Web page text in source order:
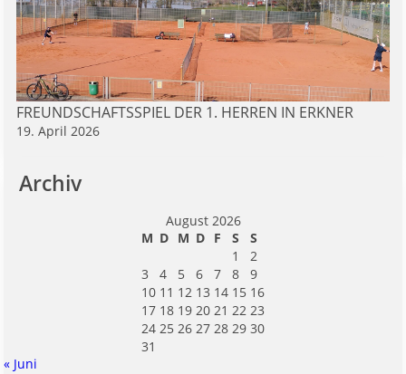
FREUNDSCHAFTSSPIEL DER 1. HERREN IN ERKNER
19. April 2026
Archiv
August 2026
M D M D F S
S
1
2
3
4 5 6 7 8
9
10 11 12 13 14 15 16
17 18 19 20 21 22 23
24 25 26 27 28 29 30
31
« Juni